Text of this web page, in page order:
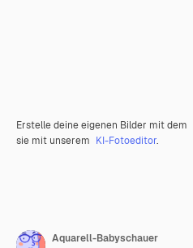
Erstelle deine eigenen Bilder mit dem
sie mit unserem KI-Fotoeditor.
Aquarell-Babyschauer